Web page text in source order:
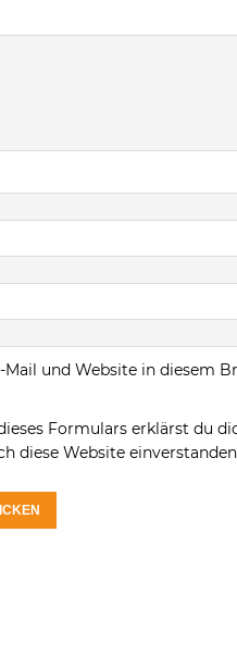
Mail und Website in diesem
Formulars erklärst du
diese Website